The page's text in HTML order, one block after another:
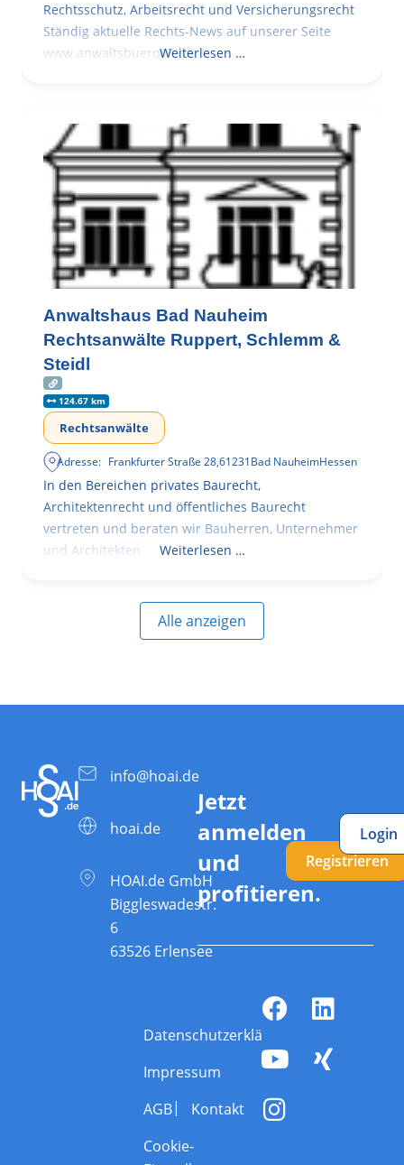
Rechtsschutz, Arbeitsrecht und Versicherungsrecht
Ständig aktuelle Rechts-News auf unserer Seite
www.anwaltsbuero47.deWeiterlesen …
Anwaltshaus Bad Nauheim
Rechtsanwälte Ruppert, Schlemm &
Steidl
124.67 km
Rechtsanwälte
Adresse: Frankfurter Straße 28,61231Bad NauheimHessen
In den Bereichen privates Baurecht,
Architektenrecht und öffentliches Baurecht
vertreten und beraten wir Bauherren, Unternehmer
und Architekten
Weiterlesen …
Alle anzeigen
info@hoai.de
hoai.de
HOAI.de GmbH
Biggleswadestr.
6
63526 Erlensee
Jetzt
anmelden
und
profitieren.
Registrieren
Login
Datenschutzerklärung
Impressum
AGB
Kontakt
Cookie-